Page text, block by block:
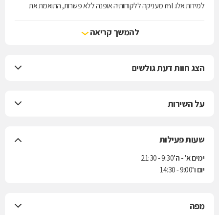
למידות אלו. ml מעניקה ללקוחותיה אופנה ללא פשרות, התואמת את
להמשך קריאה
הצג חוות דעת גולשים
על השירות
שעות פעילות
ימים א' - ה'9:30 - 21:30
יום ו'9:00 - 14:30
מפה